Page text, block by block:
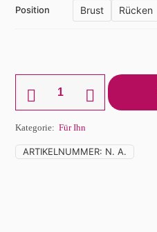
Position Brust Rücken
Shirt
Menge
Kategorie: Für Ihn
ARTIKELNUMMER: N. A.